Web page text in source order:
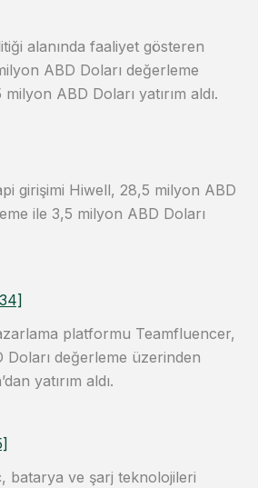
alanında faaliyet gösteren
ABD Doları değerleme
ABD Doları yatırım aldı.
girişimi Hiwell, 28,5 milyon ABD
ile 3,5 milyon ABD Doları
platformu Teamfluencer,
Doları değerleme üzerinden
yatırım aldı.
batarya ve şarj teknolojileri